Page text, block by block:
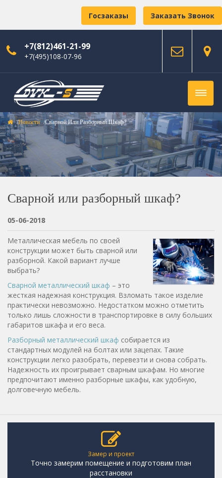
Заказать Звонок
Госзаказы
+7(812)461-21-99
+7(495)108-07-96
Новости Сварной Или Разборный Шкаф?
Сварной или разборный шкаф?
05-06-2018
Металлическая мебель по своей
конструкции может быть сварной или
разборной. Какой вариант лучше
выбрать?
Сварной металлический шкаф – это
жесткая надежная конструкция. Взломать такое изделие
практически невозможно. Недостатком можно отметить
только лишь сложности в транспортировке в силу больших
габаритов шкафа и его веса.
Разборный металлический шкаф собирается из
стандартных модулей на болтах или зацепах. Такие
конструкции легко разобрать, перевезти и снова собрать.
Надежность их проигрывает сварным шкафам. Но многие
предпочитают именно разборные шкафы, как удобную,
долговечную мебель.
Замер и проект
Точно замерим помещение и подготовим план
расстановки